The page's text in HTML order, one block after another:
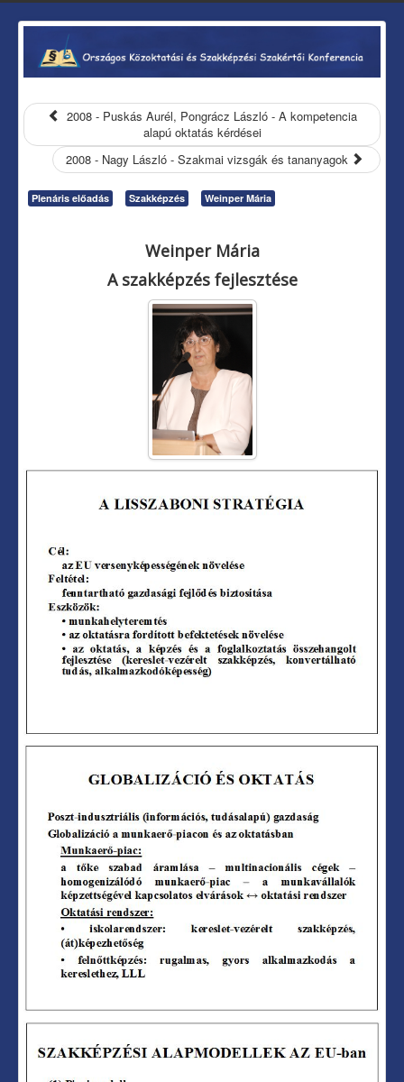
2008 - Puskás Aurél, Pongrácz László - A kompetencia
alapú oktatás kérdései
2008 - Nagy László - Szakmai vizsgák és tananyagok
Plenáris előadás Szakképzés Weinper Mária
Weinper Mária
A szakképzés fejlesztése